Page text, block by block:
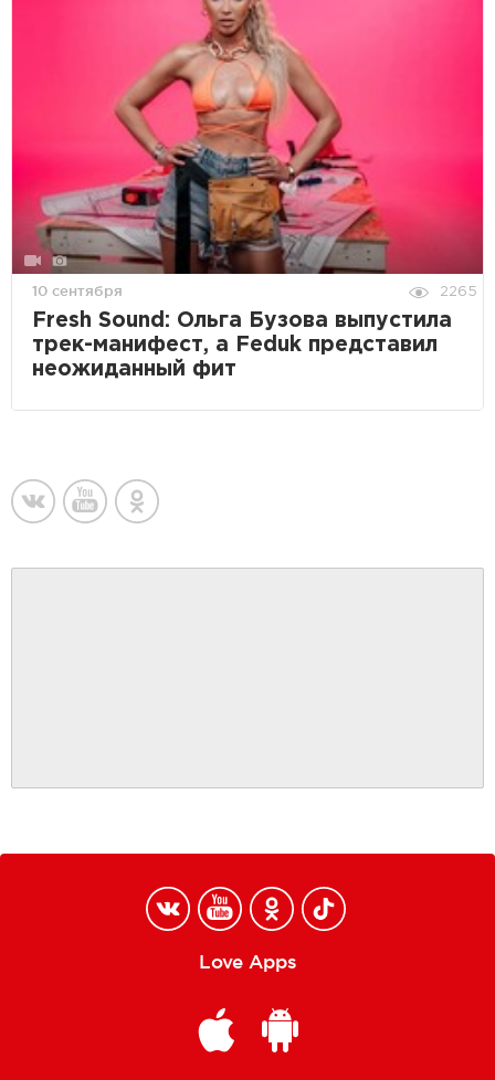
10 сентября 2265
Fresh Sound: Ольга Бузова выпустила
трек-манифест, а Feduk представил
неожиданный фит
Love Apps